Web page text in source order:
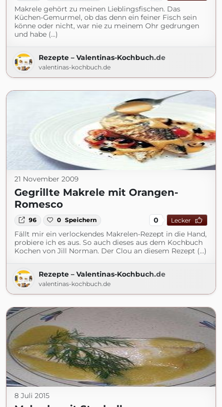
Makrele gehört zu meinen Lieblingsfischen. Das
Küchen-Gemurmel, ob das denn ein feiner Fisch sein
könne oder nicht, war nie zu meinem Ohr gedrungen
und habe (...)
Rezepte – Valentinas-Kochbuch.de
valentinas-kochbuch.de
21 November 2009
Gegrillte Makrele mit Orangen-
Romesco
96 0 Speichern 0 Lecker
Fällt mir ein verlockendes Makrelen-Rezept in die Hand,
probiere ich es aus. So auch dieses aus dem Kochbuch
Kochen von Jill Norman. Der Clou an diesem Rezept (...)
Rezepte – Valentinas-Kochbuch.de
valentinas-kochbuch.de
8 Juli 2015